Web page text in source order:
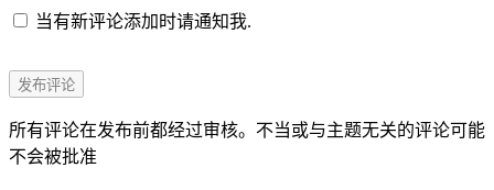
当有新评论添加时请通知我.
所有评论在发布前都经过审核。不当或与主题无关的评论可能
不会被批准